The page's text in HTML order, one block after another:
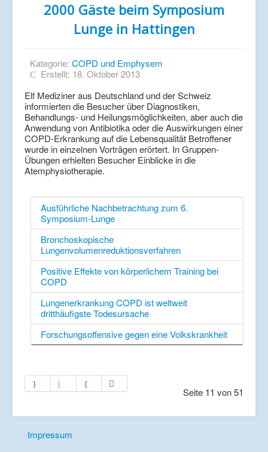
2000 Gäste beim Symposium
Lunge in Hattingen
Kategorie: COPD und Emphysem
Erstellt: 18. Oktober 2013
Elf Mediziner aus Deutschland und der Schweiz
informierten die Besucher über Diagnostiken,
Behandlungs- und Heilungsmöglichkeiten, aber auch die
Anwendung von Antibiotika oder die Auswirkungen einer
COPD-Erkrankung auf die Lebensqualität Betroffener
wurde in einzelnen Vorträgen erörtert. In Gruppen-
Übungen erhielten Besucher Einblicke in die
Atemphysiotherapie.
Ausführliche Nachbetrachtung zum 6.
Symposium-Lunge
Bronchoskopische
Lungenvolumenreduktionsverfahren
Positive Effekte von körperlichem Training bei
COPD
Lungenerkrankung COPD ist weltweit
dritthäufigste Todesursache
Forschungsoffensive gegen eine Volkskrankheit
Seite 11 von 51
Impressum